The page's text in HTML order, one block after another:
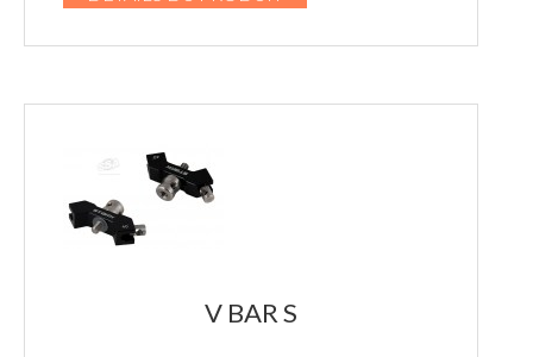
V BAR S